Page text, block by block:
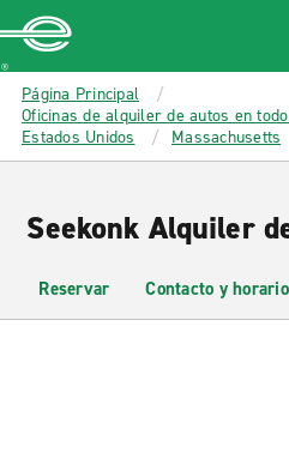
MAIN
CONTENT
Enterprise
Página Principal
Oficinas de alquiler de autos en
Estados Unidos
Massachusetts
Seekonk Alquiler
Reservar Contacto y